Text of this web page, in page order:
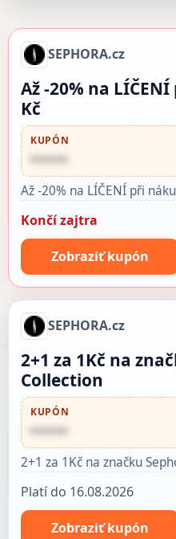
SEPHORA.cz
Až -20% na
Kč
KUPÓN
••••••
Až -20% na LÍČENÍ při
Končí zajtra
Zobraziť kupón
SEPHORA.cz
2+1 za 1Kč na
Collection
KUPÓN
••••••
2+1 za 1Kč na značku
Platí do 16.08.2026
Zobraziť kupón